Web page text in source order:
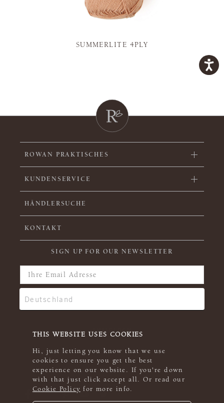
THIS WEBSITE USES COOKIES
Hi, just letting you know that we use
cookies to ensure you get the best
experience on our website. If you're down
with that just click accept all. Or read our
Cookie Policy for more info.
SUMMERLITE 4PLY
ROWAN PRAKTISCHES
KUNDENSERVICE
HÄNDLERSUCHE
KONTAKT
SIGN UP FOR OUR NEWSLETTER